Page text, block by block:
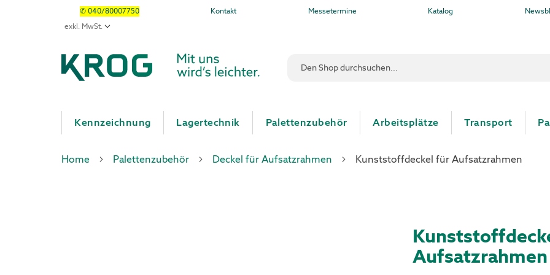
✆ 040/80007750 Kontakt Messetermine Katalog
Kennzeichnung Lagertechnik Palettenzubehör Arbeitsplätze Transport
Home Palettenzubehör Deckel für Aufsatzrahmen Kunststoffdeckel für Aufsatzrahmen
Aufsatzrahmen